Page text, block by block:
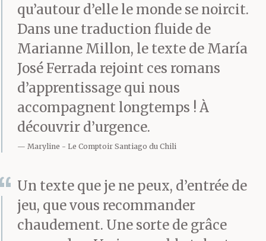
qu’autour d’elle le monde se noircit.
Dans une traduction fluide de
Marianne Millon, le texte de María
José Ferrada rejoint ces romans
d’apprentissage qui nous
accompagnent longtemps ! À
découvrir d’urgence.
Maryline Le Comptoir Santiago du Chili
Un texte que je ne peux, d’entrée de
jeu, que vous recommander
chaudement. Une sorte de grâce